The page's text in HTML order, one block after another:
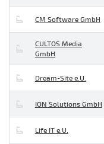
CM Software GmbH
CULTOS Media
GmbH
Dream-Site e.U.
ION Solutions GmbH
Life IT e.U.